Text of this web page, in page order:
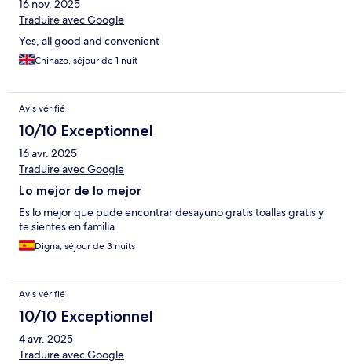
16 nov. 2025
Traduire avec Google
Yes, all good and convenient
Chinazo, séjour de 1 nuit
Avis vérifié
10/10 Exceptionnel
16 avr. 2025
Traduire avec Google
Lo mejor de lo mejor
Es lo mejor que pude encontrar desayuno gratis toallas gratis y
te sientes en familia
Digna, séjour de 3 nuits
Avis vérifié
10/10 Exceptionnel
4 avr. 2025
Traduire avec Google